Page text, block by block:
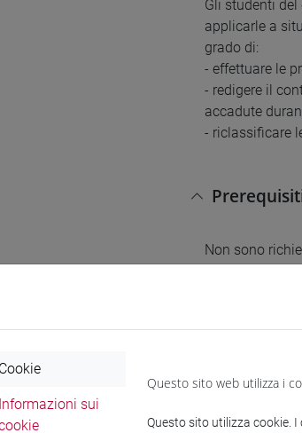
Gli studenti
applicarle a
grado di:
- effettuare le
- redigere il
accadute
- riclassificare
Non sono
generale dei
Cookie
Informazioni sui
Questo sito web utilizza i
Questo sito utilizza cookie.